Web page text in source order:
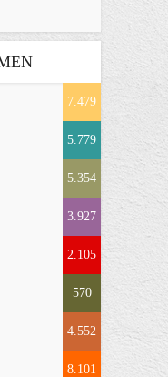
7.479
5.779
5.354
3.927
2.105
570
4.552
8.101